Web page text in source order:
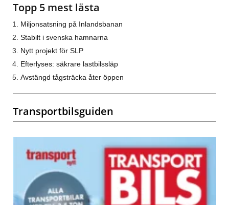
Topp 5 mest lästa
Miljonsatsning på Inlandsbanan
Stabilt i svenska hamnarna
Nytt projekt för SLP
Efterlyses: säkrare lastbilssläp
Avstängd tågsträcka åter öppen
Transportbilsguiden